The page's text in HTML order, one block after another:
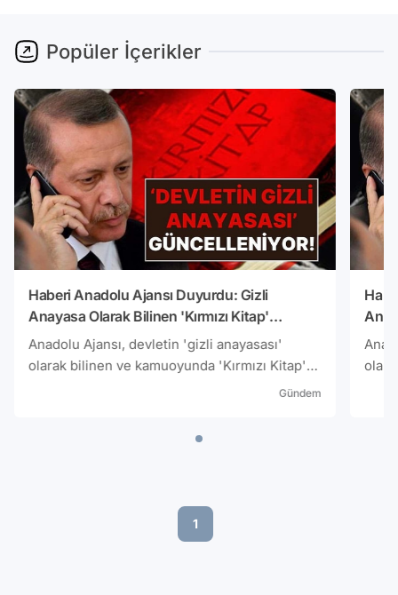
Popüler İçerikler
Haberi Anadolu Ajansı Duyurdu: Gizli
Anayasa Olarak Bilinen 'Kırmızı Kitap'
Güncelleniyor!
Anadolu Ajansı, devletin 'gizli anayasası'
olarak bilinen ve kamuoyunda 'Kırmızı Kitap'
olarak isimlendirilen Milli Güvenlik SiyasetiGündem
1